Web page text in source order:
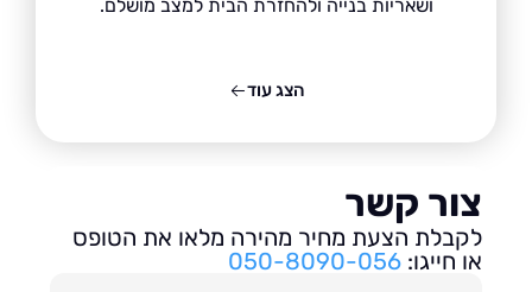
ושאריות בנייה ולהחזרת הבית למצב מושלם.
קשר
הצעת מחיר מהירה מלאו את הטופס
חייגו:050-8090-056